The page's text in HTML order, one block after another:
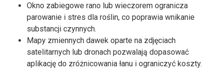
Okno zabiegowe rano lub wieczorem ogranicza
parowanie i stres dla roślin, co poprawia wnikanie
substancji czynnych.
Mapy zmiennych dawek oparte na zdjęciach
satelitarnych lub dronach pozwalają dopasować
aplikację do zróżnicowania łanu i ograniczyć koszty.